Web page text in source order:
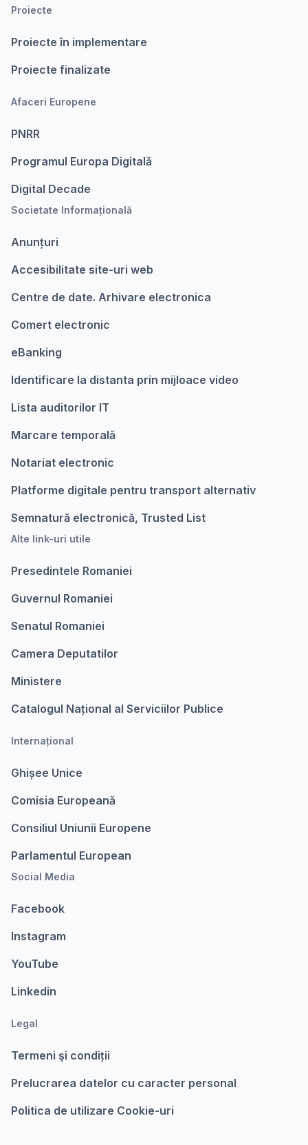
Proiecte
Proiecte în implementare
Proiecte finalizate
Afaceri Europene
PNRR
Programul Europa Digitalǎ
Digital Decade
Societate Informațională
Anunțuri
Accesibilitate site-uri web
Centre de date. Arhivare electronica
Comert electronic
eBanking
Identificare la distanta prin mijloace video
Lista auditorilor IT
Marcare temporalǎ
Notariat electronic
Platforme digitale pentru transport alternativ
Semnatură electronică, Trusted List
Alte link-uri utile
Presedintele Romaniei
Guvernul Romaniei
Senatul Romaniei
Camera Deputatilor
Ministere
Catalogul Național al Serviciilor Publice
Internațional
Ghișee Unice
Comisia Europeanǎ
Consiliul Uniunii Europene
Parlamentul European
Social Media
Facebook
Instagram
YouTube
Linkedin
Legal
Termeni şi condiții
Prelucrarea datelor cu caracter personal
Politica de utilizare Cookie-uri